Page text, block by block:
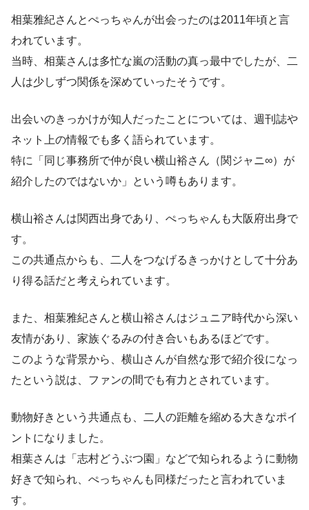
相葉雅紀さんとぺっちゃんが出会ったのは2011年頃と言
われています。
当時、相葉さんは多忙な嵐の活動の真っ最中でしたが、二
人は少しずつ関係を深めていったそうです。
出会いのきっかけが知人だったことについては、週刊誌や
ネット上の情報でも多く語られています。
特に「同じ事務所で仲が良い横山裕さん（関ジャニ∞）が
紹介したのではないか」という噂もあります。
横山裕さんは関西出身であり、ぺっちゃんも大阪府出身で
す。
この共通点からも、二人をつなげるきっかけとして十分あ
り得る話だと考えられています。
また、相葉雅紀さんと横山裕さんはジュニア時代から深い
友情があり、家族ぐるみの付き合いもあるほどです。
このような背景から、横山さんが自然な形で紹介役になっ
たという説は、ファンの間でも有力とされています。
動物好きという共通点も、二人の距離を縮める大きなポイ
ントになりました。
相葉さんは「志村どうぶつ園」などで知られるように動物
好きで知られ、ぺっちゃんも同様だったと言われていま
す。